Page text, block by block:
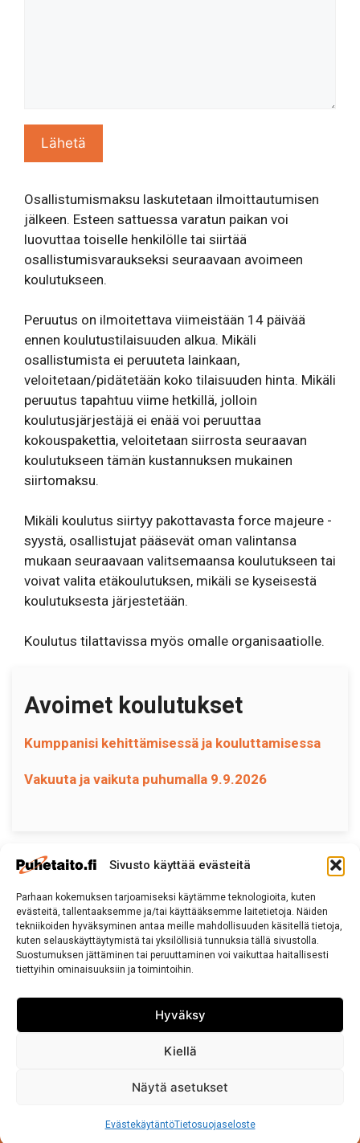
Sivusto käyttää evästeitä
Parhaan kokemuksen tarjoamiseksi käytämme teknologioita, kuten
evästeitä, tallentaaksemme ja/tai käyttääksemme laitetietoja. Näiden
tekniikoiden hyväksyminen antaa meille mahdollisuuden käsitellä tietoja,
kuten selauskäyttäytymistä tai yksilöllisiä tunnuksia tällä sivustolla.
Suostumuksen jättäminen tai peruuttaminen voi vaikuttaa haitallisesti
tiettyihin ominaisuuksiin ja toimintoihin.
Hyväksy
Kiellä
Näytä asetukset
EvästekäytäntöTietosuojaseloste
Osallistumismaksu laskutetaan ilmoittautumisen
jälkeen. Esteen sattuessa varatun paikan voi
luovuttaa toiselle henkilölle tai siirtää
osallistumisvaraukseksi seuraavaan avoimeen
koulutukseen.
Peruutus on ilmoitettava viimeistään 14 päivää
ennen koulutustilaisuuden alkua. Mikäli
osallistumista ei peruuteta lainkaan,
veloitetaan/pidätetään koko tilaisuuden hinta. Mikäli
peruutus tapahtuu viime hetkillä, jolloin
koulutusjärjestäjä ei enää voi peruuttaa
kokouspakettia, veloitetaan siirrosta seuraavan
koulutukseen tämän kustannuksen mukainen
siirtomaksu.
Mikäli koulutus siirtyy pakottavasta force majeure -
syystä, osallistujat pääsevät oman valintansa
mukaan seuraavaan valitsemaansa koulutukseen tai
voivat valita etäkoulutuksen, mikäli se kyseisestä
koulutuksesta järjestetään.
Koulutus tilattavissa myös omalle organisaatiolle.
Avoimet koulutukset
Kumppanisi kehittämisessä ja kouluttamisessa
Vakuuta ja vaikuta puhumalla 9.9.2026
Puhetaito
puhetaito(at)puhetaito.fi
Puh. 050 570 8163
Tietosuojaseloste
Sivuston käyttö ja Tietosuojalauseke
Copyright © 2026 •Puhetaito.fi•Sollertis